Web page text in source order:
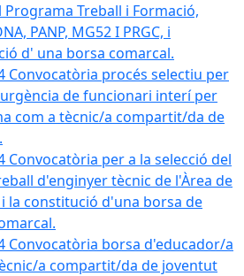
Programa Treball i Formació,
PANP, MG52 I PRGC, i
d' una borsa comarcal.
Convocatòria procés selectiu per
de funcionari interí per
com a tècnic/a compartit/da de
Convocatòria per a la selecció del
d'enginyer tècnic de l'Àrea de
la constitució d'una borsa de
Convocatòria borsa d'educador/a
a compartit/da de joventut